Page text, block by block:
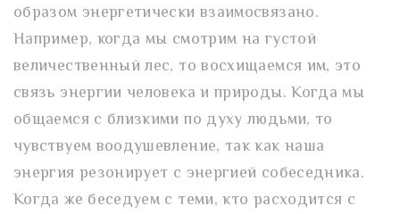
образом энергетически взаимосвязано.
Например, когда мы смотрим на густой
величественный лес, то восхищаемся им, это
связь энергии человека и природы. Когда мы
общаемся с близкими по духу людьми, то
чувствуем воодушевление, так как наша
энергия резонирует с энергией собеседника.
Когда же беседуем с теми, кто расходится с